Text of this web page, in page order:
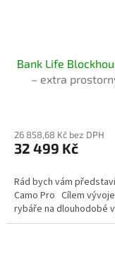
Bank Life
– extra
26 858,68 Kč bez DPH
32 499 Kč
Rád bych vám
Camo Pro Cílem
rybáře na dlouhodobé